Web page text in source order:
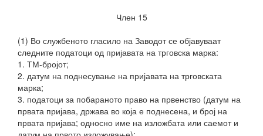
Член 15
(1) Во службеното гласило на Заводот се објавуваат
следните податоци од пријавата на трговска марка:
1. ТМ-бројот;
2. датум на поднесување на пријавата на трговската
марка;
3. податоци за побараното право на првенство (датум на
првата пријава, држава во која е поднесена, и број на
првата пријава; односно име на изложбата или саемот и